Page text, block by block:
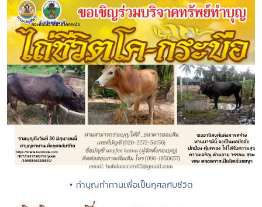
• ทำบุญทำทานเพื่อเป็นกุศลกับชีวิต